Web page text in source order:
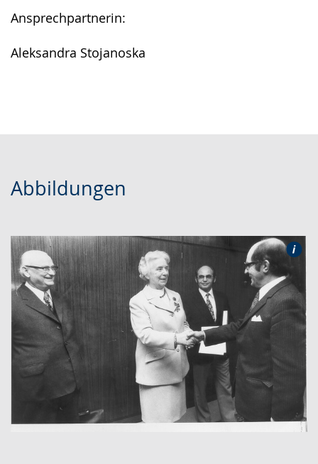
Ansprechpartnerin:
Aleksandra Stojanoska
Abbildungen